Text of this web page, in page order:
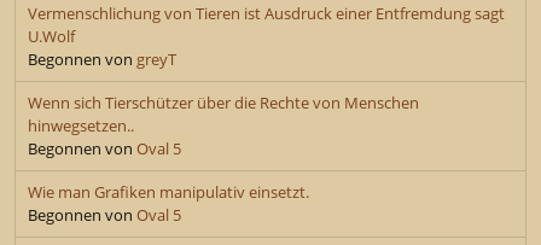
Vermenschlichung von Tieren ist Ausdruck einer Entfremdung sagt
U.Wolf
Begonnen von greyT
Wenn sich Tierschützer über die Rechte von Menschen
hinwegsetzen..
Begonnen von Oval 5
Wie man Grafiken manipulativ einsetzt.
Begonnen von Oval 5